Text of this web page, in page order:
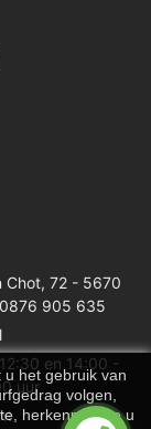
het gebruik van
volgen,
herkennen we u
Chot, 72 - 5670
905 635
en 14:00 -
uur